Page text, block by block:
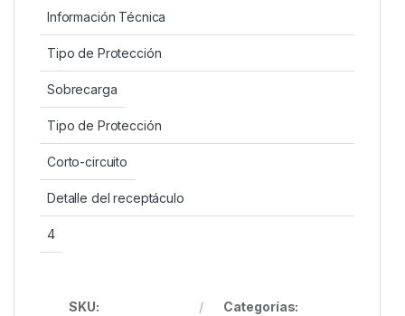
Información Técnica
Tipo de Protección
Sobrecarga
Tipo de Protección
Corto-circuito
Detalle del receptáculo
4
SKU:
Categorías: